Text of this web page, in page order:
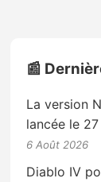
📰
La version
lancée le
6 Août 2026
Diablo IV